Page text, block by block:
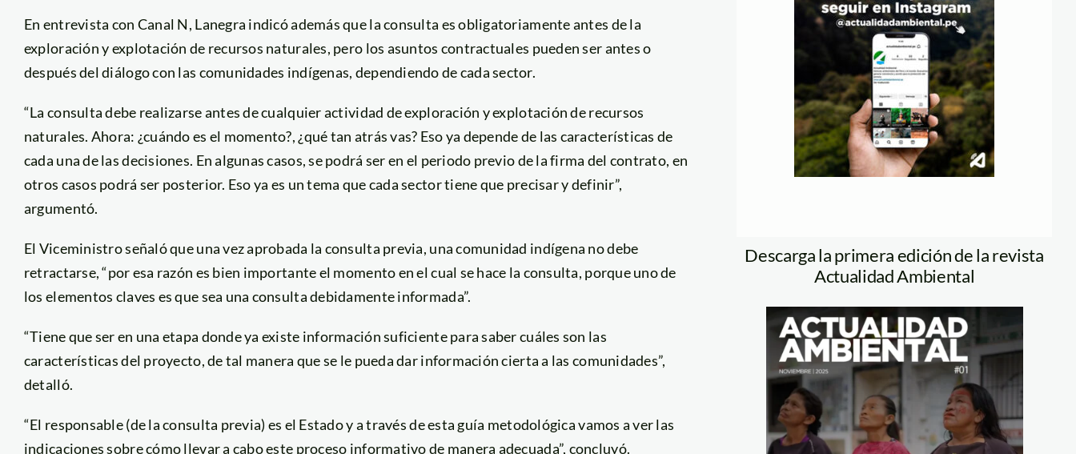
En entrevista con Canal N, Lanegra indicó además que la consulta es obligatoriamente antes de la
exploración y explotación de recursos naturales, pero los asuntos contractuales pueden ser antes o
después del diálogo con las comunidades indígenas, dependiendo de cada sector.
“La consulta debe realizarse antes de cualquier actividad de exploración y explotación de recursos
naturales. Ahora: ¿cuándo es el momento?, ¿qué tan atrás vas? Eso ya depende de las características de
cada una de las decisiones. En algunas casos, se podrá ser en el periodo previo de la firma del contrato, en
otros casos podrá ser posterior. Eso ya es un tema que cada sector tiene que precisar y definir”,
argumentó.
El Viceministro señaló que una vez aprobada la consulta previa, una comunidad indígena no debe
retractarse, “por esa razón es bien importante el momento en el cual se hace la consulta, porque uno de
los elementos claves es que sea una consulta debidamente informada”.
“Tiene que ser en una etapa donde ya existe información suficiente para saber cuáles son las
características del proyecto, de tal manera que se le pueda dar información cierta a las comunidades”,
detalló.
“El responsable (de la consulta previa) es el Estado y a través de esta guía metodológica vamos a ver las
indicaciones sobre cómo llevar a cabo este proceso informativo de manera adecuada”, concluyó.
Descarga la primera edición de la revista
Actualidad Ambiental